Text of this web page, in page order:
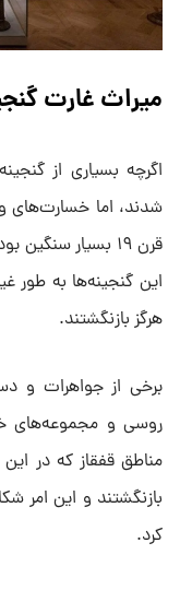
میراث غارت
اگرچه بسیاری از
شدند، اما خسارت‌های
قرن ۱۹ بسیار
این گنجینه‌ها به طور
هرگز بازنگشتند.
برخی از جواهرات و
روسی و مجموعه‌های
مناطق قفقاز که در این
بازنگشتند و این امر
کرد.